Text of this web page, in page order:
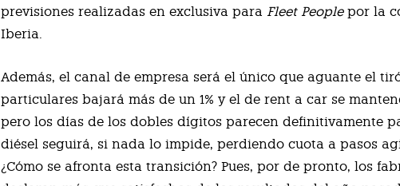
previsiones realizadas en exclusiva para Fleet Peoplepor la
Iberia.
Además, el canal de empresa será el único que aguante el
particulares bajará más de un 1% y el de rent a car se
pero los días de los dobles dígitos parecen definitivamente
diésel seguirá, si nada lo impide, perdiendo cuota a pasos
¿Cómo se afronta esta transición? Pues, por de pronto, los